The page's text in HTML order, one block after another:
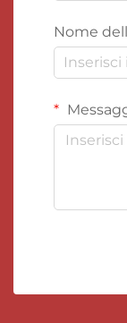
Nome